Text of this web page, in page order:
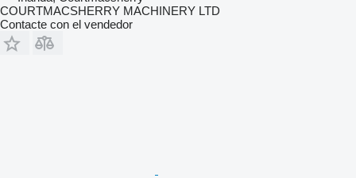
COURTMACSHERRY MACHINERY LTD
Contacte con el vendedor